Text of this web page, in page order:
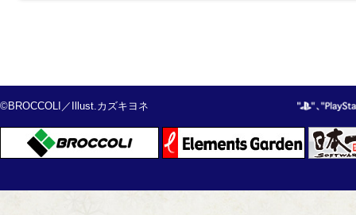
©BROCCOLI／Illust.カズキヨネ